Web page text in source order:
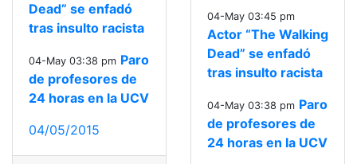
Dead” se enfadó
tras insulto racista
04-May 03:38 pm Paro
de profesores de
24 horas en la UCV
04/05/2015
04-May 03:45 pm
Actor “The Walking
Dead” se enfadó
tras insulto racista
04-May 03:38 pm Paro
de profesores de
24 horas en la UCV